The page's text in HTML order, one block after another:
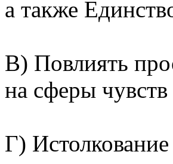
а также
В) Повлиять
на сферы чувств
Г)